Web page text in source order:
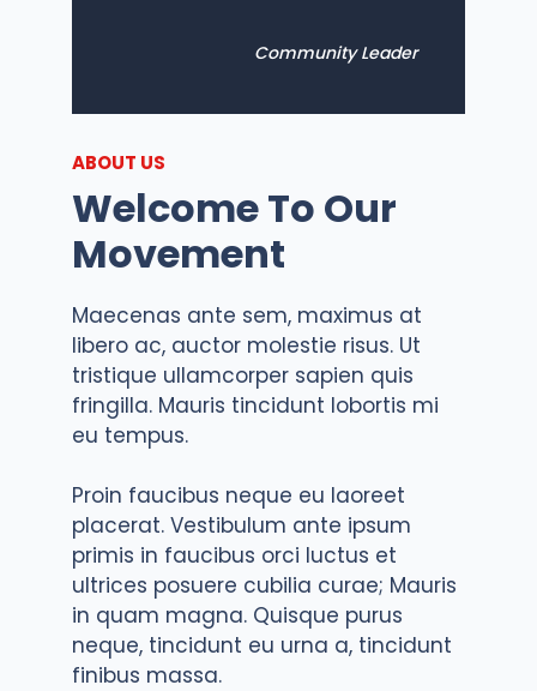
Community Leader
ABOUT US
Welcome To Our
Movement
Maecenas ante sem, maximus at
libero ac, auctor molestie risus. Ut
tristique ullamcorper sapien quis
fringilla. Mauris tincidunt lobortis mi
eu tempus.
Proin faucibus neque eu laoreet
placerat. Vestibulum ante ipsum
primis in faucibus orci luctus et
ultrices posuere cubilia curae; Mauris
in quam magna. Quisque purus
neque, tincidunt eu urna a, tincidunt
finibus massa.